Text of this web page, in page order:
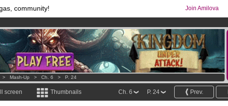
community! Join Amilova
per month !Get membership now
comics & mangas!.
> Mash-Up > Ch. 6 > P. 24
screen Thumbnails Prev.
P. 24
Ch. 6